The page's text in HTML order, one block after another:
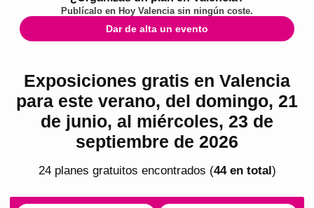
Publícalo en Hoy Valenciasin ningún coste.
Dar de alta un evento
Exposiciones gratis en Valencia
para este verano, del domingo, 21
de junio, al miércoles, 23 de
septiembre de 2026
24planes gratuitos encontrados (44en total)